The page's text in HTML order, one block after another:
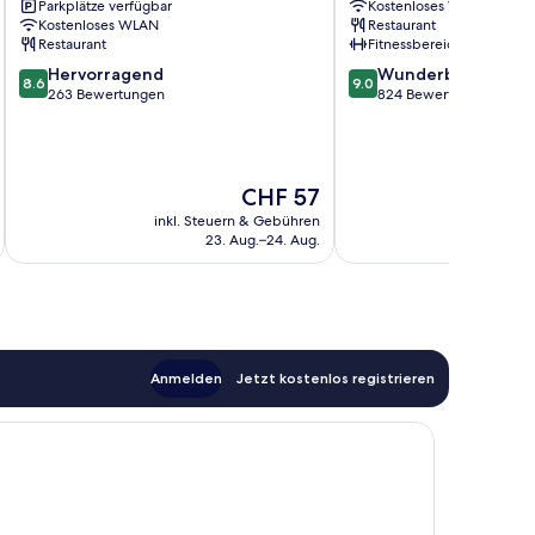
Friedrichshain
Parkplätze verfügbar
Kostenloses WLAN
Restaurant
8.6
von
8.6 Hervorragend
263 Bewertungen
Der
Preis
beträgt
CHF 57
inkl. Steuern & Gebühren
23. Aug.–24. Aug.
Kostenloses WLAN
Restaurant
Fitnessbereich
9.0
von
9.0 Wunderbar
824 Bewertungen
Anmelden Jetzt kostenlos registrieren